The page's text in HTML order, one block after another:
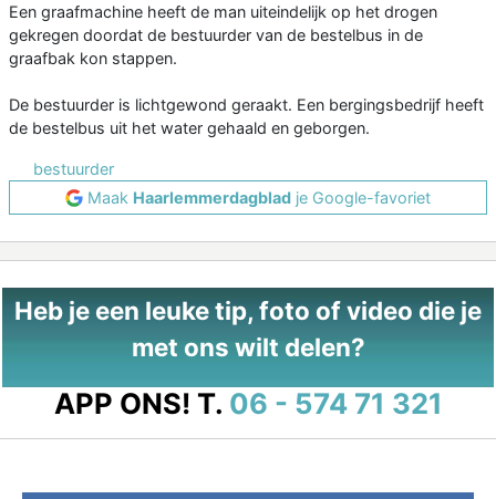
Een graafmachine heeft de man uiteindelijk op het drogen
gekregen doordat de bestuurder van de bestelbus in de
graafbak kon stappen.
De bestuurder is lichtgewond geraakt. Een bergingsbedrijf heeft
de bestelbus uit het water gehaald en geborgen.
bestuurder
Maak Haarlemmerdagblad je Google-favoriet
Heb je een leuke tip, foto of video die je
met ons wilt delen?
APP ONS! T. 06 - 574 71 321